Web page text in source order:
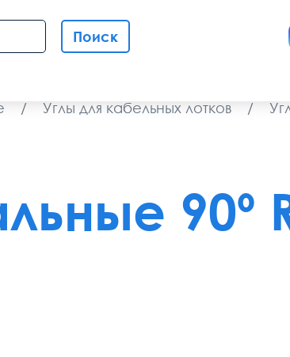
Поиск
/ Углы для кабельных лотков /
90º